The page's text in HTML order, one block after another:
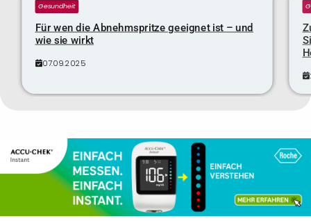
Gesundheit
Für wen die Abnehmspritze geeignet ist – und
wie sie wirkt
07.09.2025